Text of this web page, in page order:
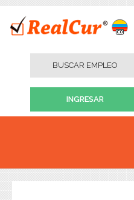
BUSCAR EMPLEO
INGRESAR